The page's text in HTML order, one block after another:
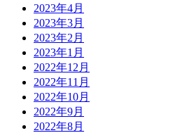
2023年4月
2023年3月
2023年2月
2023年1月
2022年12月
2022年11月
2022年10月
2022年9月
2022年8月